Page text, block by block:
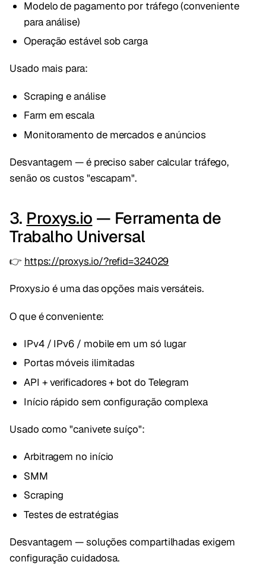
Modelo de pagamento por tráfego (conveniente
para análise)
Operação estável sob carga
Usado mais para:
Scraping e análise
Farm em escala
Monitoramento de mercados e anúncios
Desvantagem — é preciso saber calcular tráfego,
senão os custos "escapam".
3. Proxys.io — Ferramenta de
Trabalho Universal
👉 https://proxys.io/?refid=324029
Proxys.io é uma das opções mais versáteis.
O que é conveniente:
IPv4 / IPv6 / mobile em um só lugar
Portas móveis ilimitadas
API + verificadores + bot do Telegram
Início rápido sem configuração complexa
Usado como "canivete suíço":
Arbitragem no início
SMM
Scraping
Testes de estratégias
Desvantagem — soluções compartilhadas exigem
configuração cuidadosa.